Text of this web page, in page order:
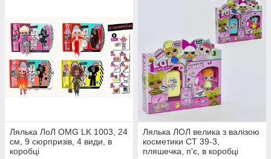
Лялька ЛоЛ OMG LK 1003, 24
см, 9 сюрпризів, 4 види, в
коробці
Лялька ЛОЛ велика з валізою
косметики СТ 39-3,
пляшечка, п'є, в коробці